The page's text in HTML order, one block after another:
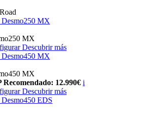
Desmo250 MX
MX
Descubrir más
Desmo450 MX
MX
Recomendado: 12.990€ i
Descubrir más
Desmo450 EDS